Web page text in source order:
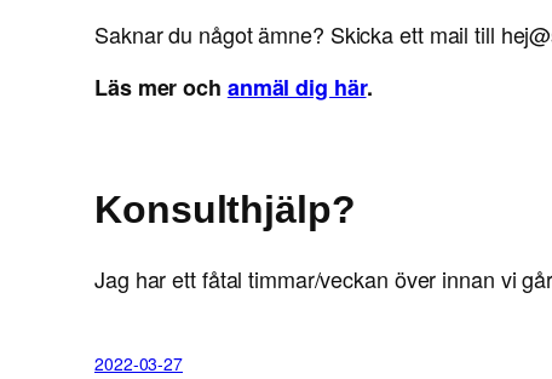
Saknar du något ämne? Skicka ett mail till
Läs mer och anmäl dig här.
Konsulthjälp?
Jag har ett fåtal timmar/veckan över innan vi
2022-03-27